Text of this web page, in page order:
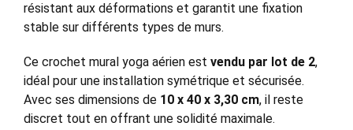
résistant aux déformations et garantit une fixation
stable sur différents types de murs.
Ce crochet mural yoga aérien est vendu par lot de 2,
idéal pour une installation symétrique et sécurisée.
Avec ses dimensions de 10 x 40 x 3,30 cm, il reste
discret tout en offrant une solidité maximale.